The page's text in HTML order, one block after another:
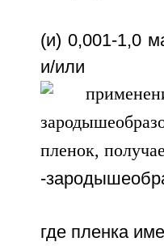
(и) 0,001-1,0
и/
-
где пленка